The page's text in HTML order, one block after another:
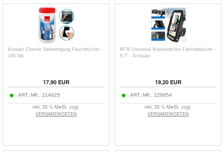
Kontakt Chemie Siebreinigung Feuchttücher -
100 Stk
17,90EUR
ART. NR.: 214625
inkl. 20 % MwSt. zzgl.
VERSANDKOSTEN
MTB Universal Wasserdichte Fahrradtasche -
6.7" - Schwarz
19,20EUR
ART. NR.: 226654
inkl. 20 % MwSt. zzgl.
VERSANDKOSTEN